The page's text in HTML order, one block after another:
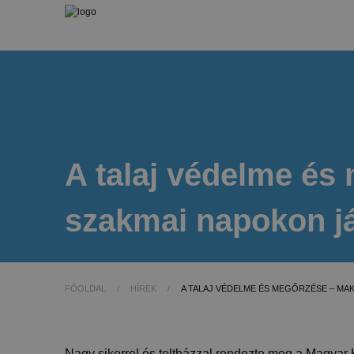
A talaj védelme és
szakmai napokon
FŐOLDAL / HÍREK / A TALAJ VÉDELME ÉS MEGŐRZÉSE –